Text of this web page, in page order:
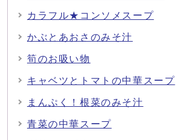
カラフル★コンソメスープ
かぶとあおさのみそ汁
筍のお吸い物
キャベツとトマトの中華スープ
まんぷく！根菜のみそ汁
青菜の中華スープ